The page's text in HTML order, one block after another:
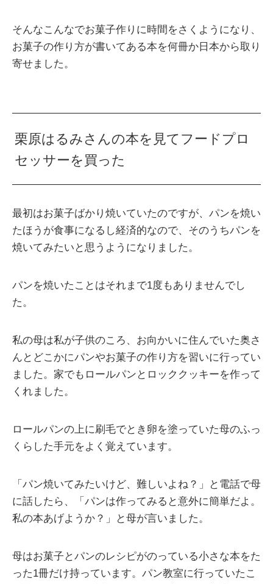
そんなこんなでお菓子作りに時間をさくようになり、
お菓子の作り方が書いてある本を何冊か日本から取り
寄せました。
栗原はるみさんの本を見てフードプロ
セッサーを買った
最初はお菓子ばかり焼いていたのですが、パンを焼い
たほうが食事になるし経済的なので、そのうちパンを
焼いてみたいと思うようになりました。
パンを焼いたことはそれまで1度もありませんでし
た。
私の母は私が子供のころ、お向かいに住んでいた奥さ
んとどこかにパンやお菓子の作り方を習いに行ってい
ました。家でもロールパンとロッククッキーを作って
くれました。
ロールパンの上に刷毛でとき卵を塗っていた母のふっ
くらした手元をよく覚えています。
「パン焼いてみたいけど、難しいよね？」と電話で母
に話したら、「パンは作ってみると意外に簡単だよ。
私の本あげようか？」と母が言いました。
母はお菓子とパンのレシピがのっている小さな本をた
った1冊だけ持っています。パン教室に行っていたこ